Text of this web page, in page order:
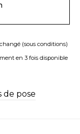
(sous conditions)
en 3 fois disponible
de pose